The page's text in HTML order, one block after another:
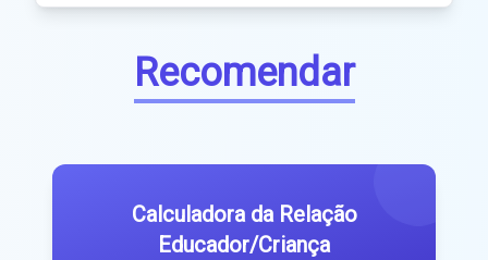
Recomendar
Calculadora da Relação
Educador/Criança